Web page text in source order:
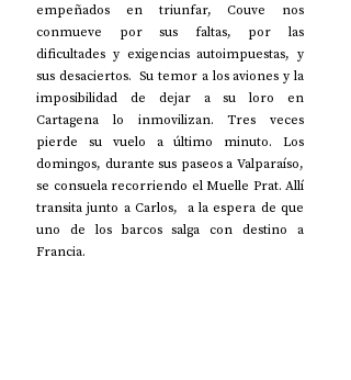
empeñados en triunfar, Couve nos
conmueve por sus faltas, por las
dificultades y exigencias autoimpuestas, y
sus desaciertos.  Su temor a los aviones y la
imposibilidad de dejar a su loro en
Cartagena lo inmovilizan. Tres veces
pierde su vuelo a último minuto. Los
domingos, durante sus paseos a Valparaíso,
se consuela recorriendo el Muelle Prat. Allí
transita junto a Carlos,  a la espera de que
uno de los barcos salga con destino a
Francia.